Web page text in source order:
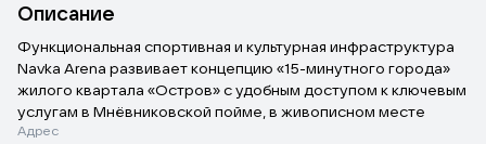
Описание
Функциональная спортивная и культурная инфраструктура
Navka Arena развивает концепцию «15-минутного города»
жилого квартала «Остров» с удобным доступом к ключевым
услугам в Мнёвниковской пойме, в живописном месте
рядом с Крылатскими холмами и в пешей доступности от
Адрес